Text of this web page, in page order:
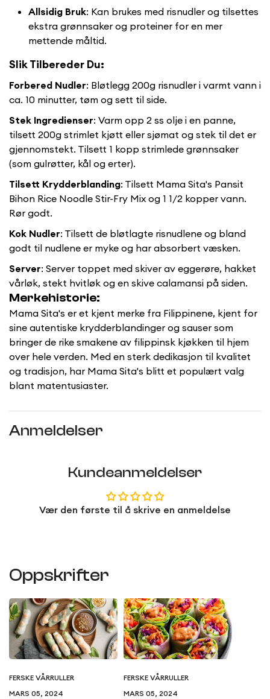
Allsidig Bruk: Kan brukes med risnudler og tilsettes
ekstra grønnsaker og proteiner for en mer
mettende måltid.
Slik Tilbereder Du:
Forbered Nudler: Bløtlegg 200g risnudler i varmt vann i
ca. 10 minutter, tøm og sett til side.
Stek Ingredienser: Varm opp 2 ss olje i en panne,
tilsett 200g strimlet kjøtt eller sjømat og stek til det er
gjennomstekt. Tilsett 1 kopp strimlede grønnsaker
(som gulrøtter, kål og erter).
Tilsett Krydderblanding: Tilsett Mama Sita's Pansit
Bihon Rice Noodle Stir-Fry Mix og 1 1/2 kopper vann.
Rør godt.
Kok Nudler: Tilsett de bløtlagte risnudlene og bland
godt til nudlene er myke og har absorbert væsken.
Server: Server toppet med skiver av eggerøre, hakket
vårløk, stekt hvitløk og en skive calamansi på siden.
Merkehistorie:
Mama Sita's er et kjent merke fra Filippinene, kjent for
sine autentiske krydderblandinger og sauser som
bringer de rike smakene av filippinsk kjøkken til hjem
over hele verden. Med en sterk dedikasjon til kvalitet
og tradisjon, har Mama Sita's blitt et populært valg
blant matentusiaster.
Anmeldelser
Kundeanmeldelser
Vær den første til å skrive en anmeldelse
Oppskrifter
FERSKE VÅRRULLER
MARS 05, 2024
FERSKE VÅRRULLER
MARS 05, 2024
Confirm your age
Are you 18 years old or older?
No, I'm not Yes, I am